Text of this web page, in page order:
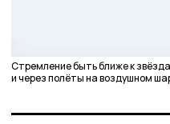
Стремление быть ближе к
и через полёты на воздушном